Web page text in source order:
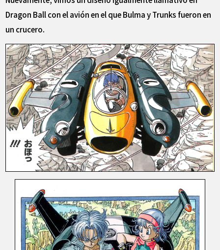
Dragon Ball con el avión en el que Bulma y Trunks fueron en
un crucero.